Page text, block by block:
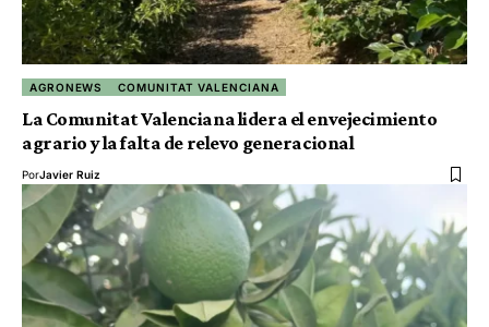
AGRONEWS COMUNITAT VALENCIANA
La Comunitat Valenciana lidera el envejecimiento
agrario y la falta de relevo generacional
PorJavier Ruiz